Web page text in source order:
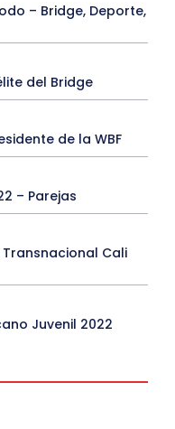
– Bridge, Deporte,
del Bridge
de la WBF
– Parejas
Cali
Juvenil 2022